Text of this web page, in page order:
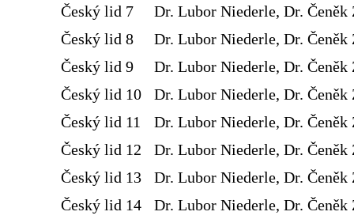
Český lid 7
Dr. Lubor Niederle, Dr. Čeněk
Český lid 8
Dr. Lubor Niederle, Dr. Čeněk
Český lid 9
Dr. Lubor Niederle, Dr. Čeněk
Český lid 10
Dr. Lubor Niederle, Dr. Čeněk
Český lid 11
Dr. Lubor Niederle, Dr. Čeněk
Český lid 12
Dr. Lubor Niederle, Dr. Čeněk
Český lid 13
Dr. Lubor Niederle, Dr. Čeněk
Český lid 14
Dr. Lubor Niederle, Dr. Čeněk